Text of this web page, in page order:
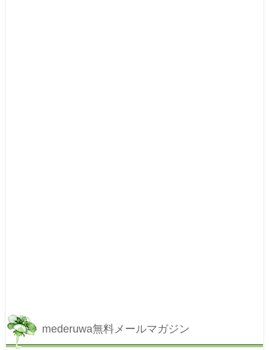
mederuwa無料メールマガジン